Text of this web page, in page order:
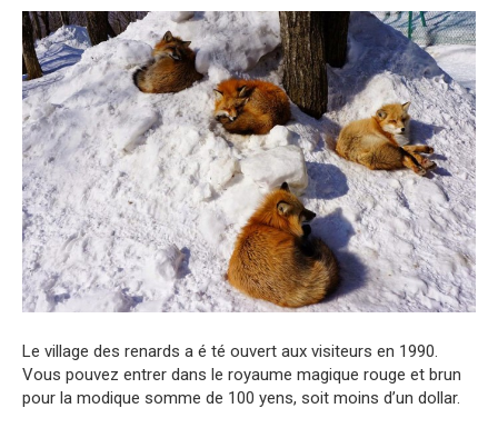
Le village des renards a é té ouvert aux visiteurs en 1990.
Vous pouvez entrer dans le royaume magique rouge et brun
pour la modique somme de 100 yens, soit moins d’un dollar.